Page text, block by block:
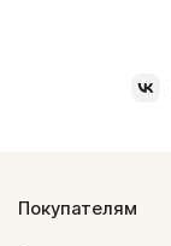
Покупателям